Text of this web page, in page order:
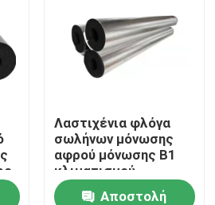
Λαστιχένια φλόγα
σωλήνων μόνωσης
αφρού μόνωσης B1
κλιματισμού -
καθυστερών
Αποστολή